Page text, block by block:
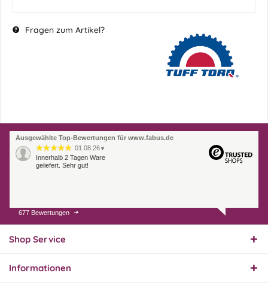
Fragen zum Artikel?
Ausgewählte Top-Bewertungen für www.fabus.de
01.08.26 ▼
Innerhalb 2 Tagen Ware
geliefert. Sehr gut!
31.07.26
Super schnelle Lieferung,
hervorragend. Gerne
677 Bewertungen
Shop Service
Informationen